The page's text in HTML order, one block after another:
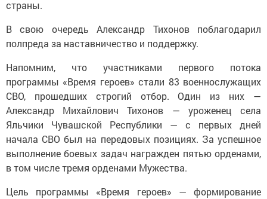
страны.
В свою очередь Александр Тихонов поблагодарил
полпреда за наставничество и поддержку.
Напомним, что участниками первого потока
программы «Время героев» стали 83 военнослужащих
СВО, прошедших строгий отбор. Один из них —
Александр Михайлович Тихонов — уроженец села
Яльчики Чувашской Республики — с первых дней
начала СВО был на передовых позициях. За успешное
выполнение боевых задач награжден пятью орденами,
в том числе тремя орденами Мужества.
Цель программы «Время героев» — формирование